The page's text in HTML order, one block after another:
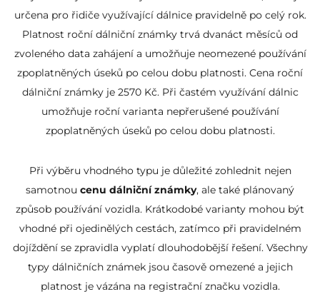
určena pro řidiče využívající dálnice pravidelně po celý rok.
Platnost roční dálniční známky trvá dvanáct měsíců od
zvoleného data zahájení a umožňuje neomezené používání
zpoplatněných úseků po celou dobu platnosti. Cena roční
dálniční známky je 2570 Kč. Při častém využívání dálnic
umožňuje roční varianta nepřerušené používání
zpoplatněných úseků po celou dobu platnosti.
Při výběru vhodného typu je důležité zohlednit nejen
samotnou cenu dálniční známky, ale také plánovaný
způsob používání vozidla. Krátkodobé varianty mohou být
vhodné při ojedinělých cestách, zatímco při pravidelném
dojíždění se zpravidla vyplatí dlouhodobější řešení. Všechny
typy dálničních známek jsou časově omezené a jejich
platnost je vázána na registrační značku vozidla.